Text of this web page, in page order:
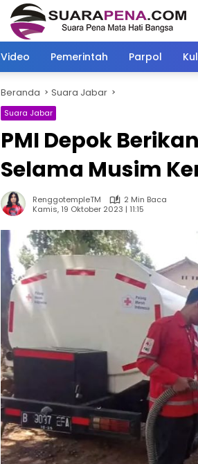
Video Pemerintah Parpol
Beranda Suara Jabar
Suara Jabar
PMI Depok
Selama Musim
RenggotempleTM
2 Min Baca
Kamis, 19 Oktober 2023 | 11:15